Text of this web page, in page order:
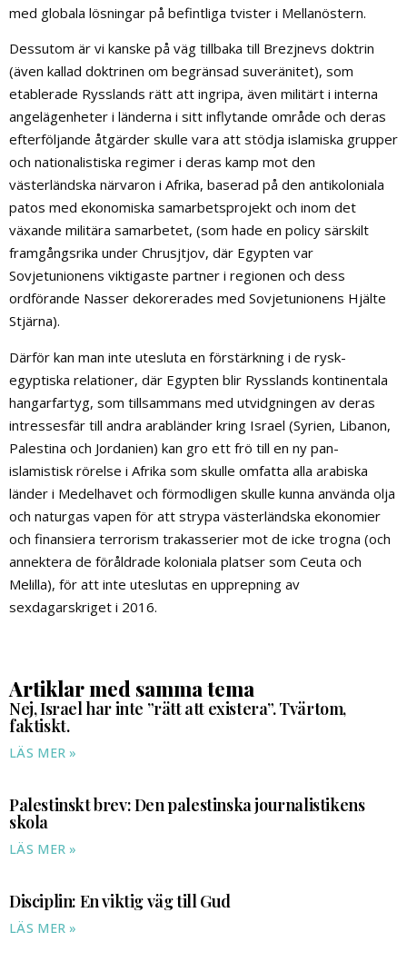
med globala lösningar på befintliga tvister i Mellanöstern.
Dessutom är vi kanske på väg tillbaka till Brezjnevs doktrin
(även kallad doktrinen om begränsad suveränitet), som
etablerade Rysslands rätt att ingripa, även militärt i interna
angelägenheter i länderna i sitt inflytande område och deras
efterföljande åtgärder skulle vara att stödja islamiska grupper
och nationalistiska regimer i deras kamp mot den
västerländska närvaron i Afrika, baserad på den antikoloniala
patos med ekonomiska samarbetsprojekt och inom det
växande militära samarbetet, (som hade en policy särskilt
framgångsrika under Chrusjtjov, där Egypten var
Sovjetunionens viktigaste partner i regionen och dess
ordförande Nasser dekorerades med Sovjetunionens Hjälte
Stjärna).
Därför kan man inte utesluta en förstärkning i de rysk-
egyptiska relationer, där Egypten blir Rysslands kontinentala
hangarfartyg, som tillsammans med utvidgningen av deras
intressesfär till andra arabländer kring Israel (Syrien, Libanon,
Palestina och Jordanien) kan gro ett frö till en ny pan-
islamistisk rörelse i Afrika som skulle omfatta alla arabiska
länder i Medelhavet och förmodligen skulle kunna använda olja
och naturgas vapen för att strypa västerländska ekonomier
och finansiera terrorism trakasserier mot de icke trogna (och
annektera de föråldrade koloniala platser som Ceuta och
Melilla), för att inte uteslutas en upprepning av
sexdagarskriget i 2016.
Artiklar med samma tema
Nej, Israel har inte ”rätt att existera”. Tvärtom,
faktiskt.
LÄS MER »
Palestinskt brev: Den palestinska journalistikens
skola
LÄS MER »
Disciplin: En viktig väg till Gud
LÄS MER »